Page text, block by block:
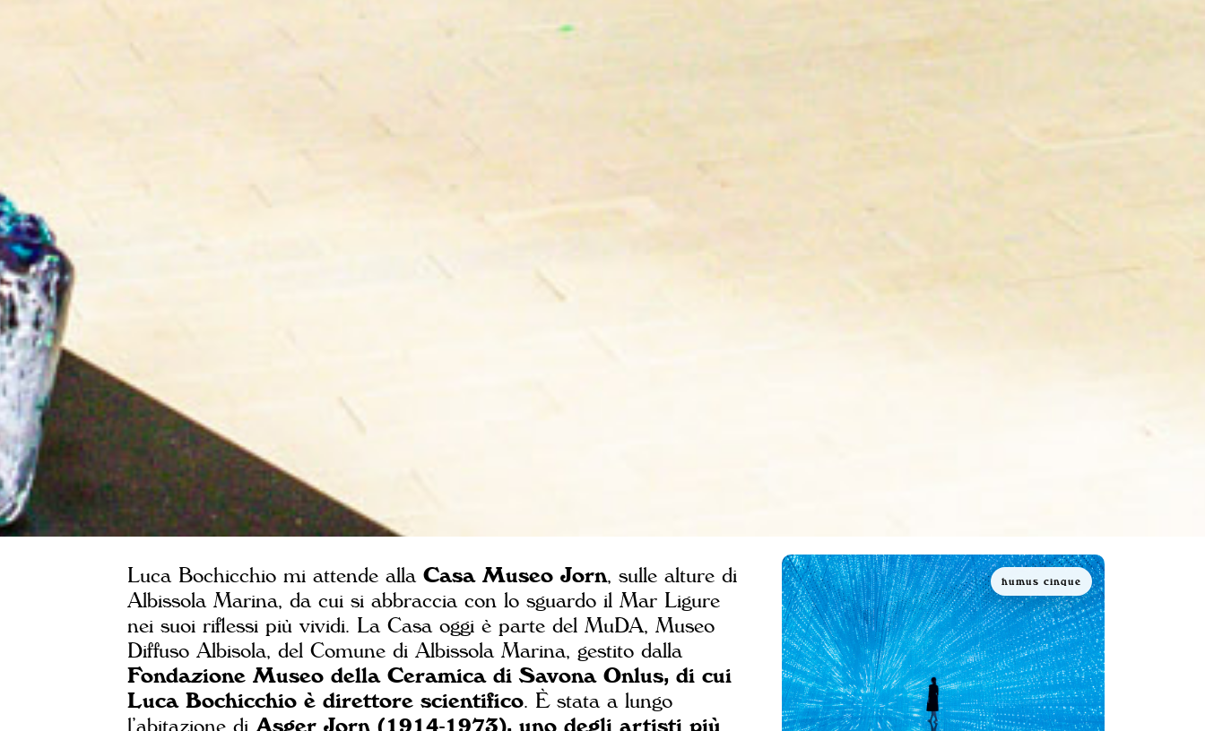
Luca Bochicchio mi attende alla Casa Museo Jorn, sulle alture di
Albissola Marina, da cui si abbraccia con lo sguardo il Mar Ligure
nei suoi riflessi più vividi. La Casa oggi è parte del MuDA, Museo
Diffuso Albisola, del Comune di Albissola Marina, gestito dalla
Fondazione Museo della Ceramica di Savona Onlus, di cui
Luca Bochicchio è direttore scientifico. È stata a lungo
l’abitazione di Asger Jorn (1914-1973), uno degli artisti più
humus cinque